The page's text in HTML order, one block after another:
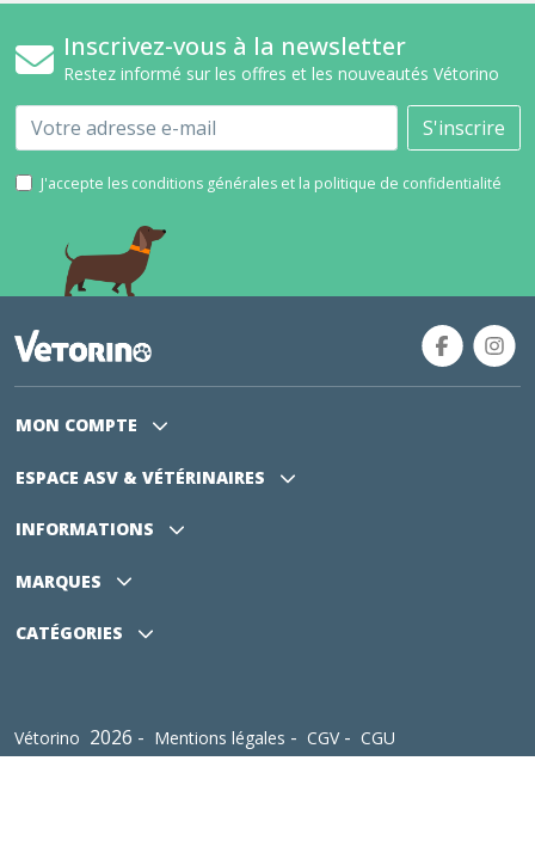
Inscrivez-vous à la newsletter
Restez informé sur les offres et les nouveautés Vétorino
Email S'inscrire
J'accepte les conditions générales et la politique de confidentialité
MON COMPTE
ESPACE ASV & VÉTÉRINAIRES
INFORMATIONS
MARQUES
CATÉGORIES
Vétorino 2026 - Mentions légales - CGV- CGU